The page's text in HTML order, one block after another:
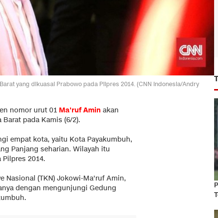
yang dikuasai Prabowo pada Pilpres 2014. (CNN Indonesia/Andry
nomor urut 01 Ma'ruf Amin akan
pada Kamis (6/2).
empat kota, yaitu Kota Payakumbuh,
Panjang seharian. Wilayah itu
2014.
Nasional (TKN) Jokowi-Ma'ruf Amin,
dengan mengunjungi Gedung